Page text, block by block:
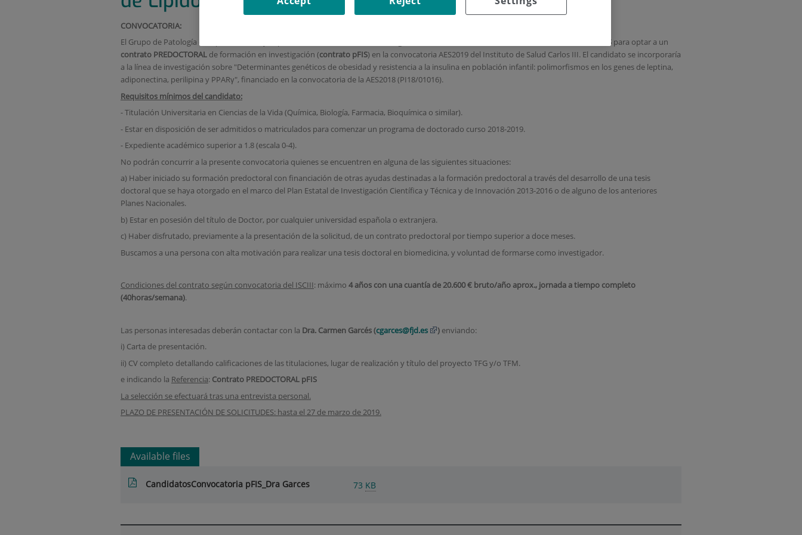
CONVOCATORIA:
El Grupo de Patología de Lípidos: Clínica y Experimental del Instituto de Investigación Sanitaria Fundación Jiménez Díaz busca
CANDIDATOS para optar a un
contrato PREDOCTORAL de formación en investigación (contrato pFIS) en la convocatoria AES2019 del Instituto de Salud Carlos III. El candidato se incorporaría
a la línea de investigación sobre "Determinantes genéticos de obesidad y resistencia a la insulina en población infantil: polimorfismos en los genes de leptina,
adiponectina, perilipina y PPARγ", financiado en la convocatoria de la AES2018 (PI18/01016).
Requisitos mínimos del candidato:
- Titulación Universitaria en Ciencias de la Vida (Química, Biología, Farmacia, Bioquímica o similar).
- Estar en disposición de ser admitidos o matriculados para comenzar un programa de doctorado curso 2018-2019.
- Expediente académico superior a 1.8 (escala 0-4).
No podrán concurrir a la presente convocatoria quienes se encuentren en alguna de las siguientes situaciones:
a) Haber iniciado su formación predoctoral con financiación de otras ayudas destinadas a la formación predoctoral a través del desarrollo de una tesis
doctoral que se haya otorgado en el marco del Plan Estatal de Investigación Científica y Técnica y de Innovación 2013-2016 o de alguno de los anteriores
Planes Nacionales.
b) Estar en posesión del título de Doctor, por cualquier universidad española o extranjera.
c) Haber disfrutado, previamente a la presentación de la solicitud, de un contrato predoctoral por tiempo superior a doce meses.
Buscamos a una persona con alta motivación para realizar una tesis doctoral en biomedicina, y voluntad de formarse como investigador.
Condiciones del contrato según convocatoria del ISCIII: máximo 4 años con una cuantía de20.600 € bruto/año aprox., jornada a tiempo completo
(40horas/semana).
Las personas interesadas deberán contactar con la Dra. Carmen Garcés (cgarces@fjd.es ) enviando:
i) Carta de presentación.
ii) CV completo detallando calificaciones de las titulaciones, lugar de realización y título del proyecto TFG y/o TFM.
e indicando la Referencia: Contrato PREDOCTORAL pFIS
La selección se efectuará tras una entrevista personal.
PLAZO DE PRESENTACIÓN DE SOLICITUDES: hasta el 27 de marzo de 2019.
Available files
CandidatosConvocatoria pFIS_Dra Garces 73 KB